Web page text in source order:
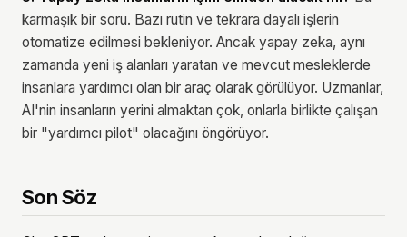
karmaşık bir soru. Bazı rutin ve tekrara dayalı işlerin
otomatize edilmesi bekleniyor. Ancak yapay zeka, aynı
zamanda yeni iş alanları yaratan ve mevcut mesleklerde
insanlara yardımcı olan bir araç olarak görülüyor. Uzmanlar,
AI'nin insanların yerini almaktan çok, onlarla birlikte çalışan
bir "yardımcı pilot" olacağını öngörüyor.
Son Söz